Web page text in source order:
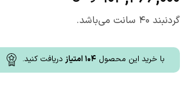
گردنبند 40 سانت می‌باشد.
با خرید این محصول 104امتیاز دریافت کنید.